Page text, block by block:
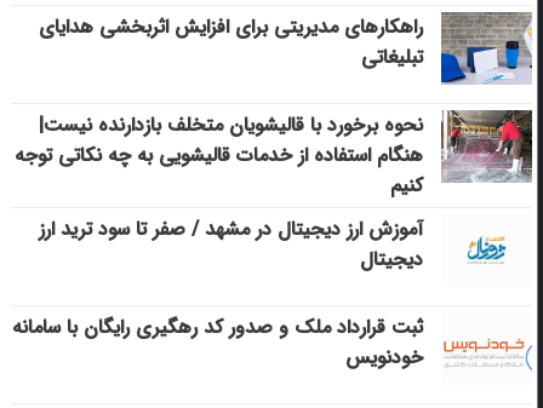
راهکارهای مدیریتی برای افزایش اثربخشی هدایای
تبلیغاتی
نحوه برخورد با قالیشویان متخلف بازدارنده نیست|
هنگام استفاده از خدمات قالیشویی به چه نکاتی توجه
کنیم
آموزش ارز دیجیتال در مشهد / صفر تا سود ترید ارز
دیجیتال
ثبت قرارداد ملک و صدور کد رهگیری رایگان با سامانه
خودنویس